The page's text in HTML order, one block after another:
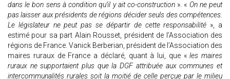
dans le bon sens à condition qu’il y ait co-construction». « On ne peut
pas laisser aux présidents de régions décider seuls des compétences.
Le législateur ne peut pas se départir de cette responsabilité », a
estimé pour sa part Alain Rousset, président de l’Association des
régions de France. Vanick Berberian, président de l’Association des
maires ruraux de France a déclaré, quant à lui, que «les maires
ruraux ne supportaient plus que la DGF attribuée aux communes et
intercommunalités rurales soit la moitié de celle perçue par le milieu